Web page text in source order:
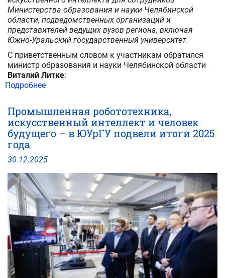
Министерства образования и науки Челябинской
области, подведомственных организаций и
представителей ведущих вузов региона, включая
Южно-Уральский государственный университет.
С приветственным словом к участникам обратился
министр образования и науки Челябинской области
Виталий Литке:
Подробнее
приняли
участие
в
интенсиве
по
ИИ
Промышленная робототехника,
искусственный интеллект и человек
будущего – в ЮУрГУ подвели итоги 2025
года
30. 12.2025